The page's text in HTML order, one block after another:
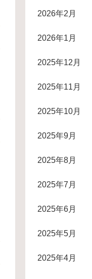
2026年2月
2026年1月
2025年12月
2025年11月
2025年10月
2025年9月
2025年8月
2025年7月
2025年6月
2025年5月
2025年4月